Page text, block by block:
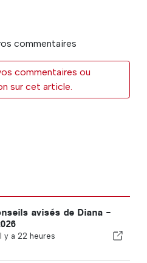
commentaires
commentaires ou
sur cet article.
avisés de Diana –
y a 22 heures